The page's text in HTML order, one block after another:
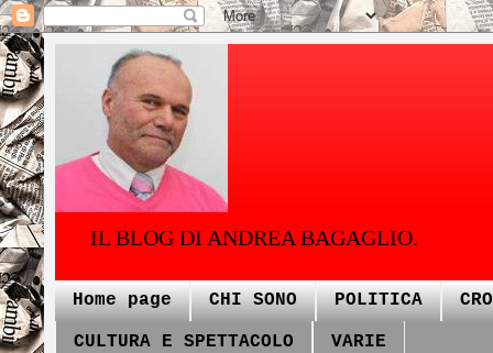
IL BLOG DI ANDREA BAGAGLIO.
Home page CHI SONO POLITICA
CULTURA E SPETTACOLO VARIE